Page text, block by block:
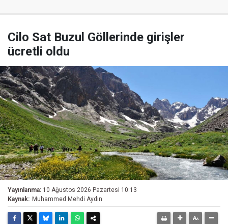
Cilo Sat Buzul Göllerinde girişler
ücretli oldu
Yayınlanma: 10 Ağustos 2026 Pazartesi 10:13
Kaynak: Muhammed Mehdi Aydın